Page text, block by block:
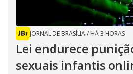
JORNAL DE BRASÍLIA/ HÁ 3 HORAS
Lei endurece
sexuais infantis